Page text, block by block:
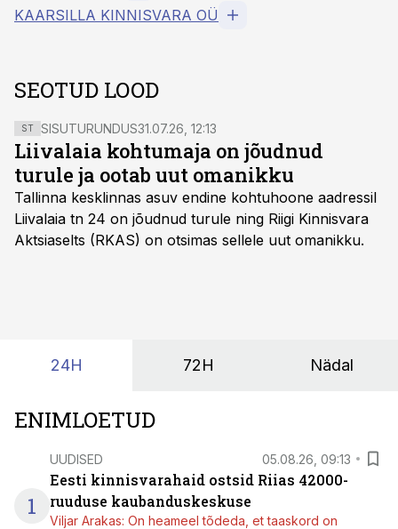
KAARSILLA KINNISVARA OÜ
SEOTUD LOOD
ST SISUTURUNDUS31.07.26, 12:13
Liivalaia kohtumaja on jõudnud
turule ja ootab uut omanikku
Tallinna kesklinnas asuv endine kohtuhoone aadressil
Liivalaia tn 24 on jõudnud turule ning Riigi Kinnisvara
Aktsiaselts (RKAS) on otsimas sellele uut omanikku.
24H 72H Nädal
ENIMLOETUD
1
UUDISED 05.08.26, 09:13
Eesti kinnisvarahaid ostsid Riias 42000-
ruuduse kaubanduskeskuse
Viljar Arakas: On heameel tõdeda, et taaskord on